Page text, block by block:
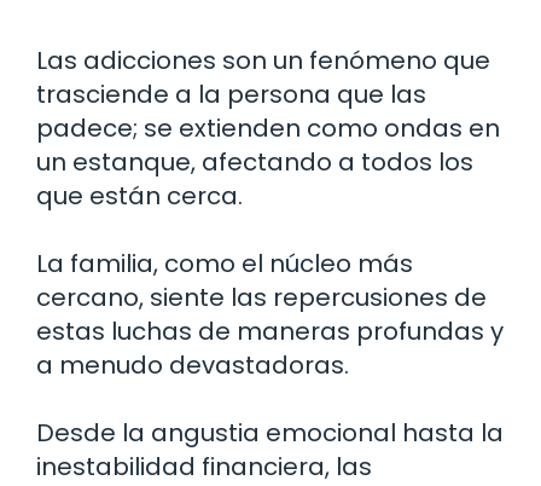
Las adicciones son un fenómeno que
trasciende a la persona que las
padece; se extienden como ondas en
un estanque, afectando a todos los
que están cerca.
La familia, como el núcleo más
cercano, siente las repercusiones de
estas luchas de maneras profundas y
a menudo devastadoras.
Desde la angustia emocional hasta la
inestabilidad financiera, las